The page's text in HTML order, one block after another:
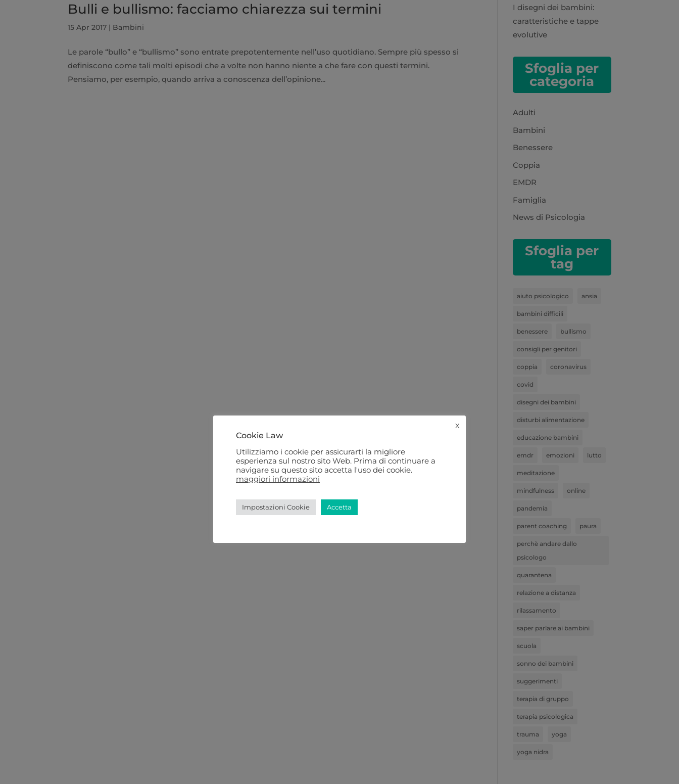
Bulli e bullismo: facciamo chiarezza sui termini
15 Apr 2017 | Bambini
Le parole “bullo” e “bullismo” sono entrate prepotentemente nell’uso quotidiano. Sempre più spesso si
definiscono come tali molti episodi che a volte non hanno niente a che fare con questi termini.
Pensiamo, per esempio, quando arriva a conoscenza dell’opinione...
I disegni dei bambini:
caratteristiche e tappe
evolutive
Sfoglia per
categoria
Adulti
Bambini
Benessere
Coppia
EMDR
Famiglia
News di Psicologia
Sfoglia per
tag
aiuto psicologico ansia
bambini difficili
benessere bullismo
consigli per genitori
coppia coronavirus
covid
disegni dei bambini
disturbi alimentazione
educazione bambini
emdr emozioni lutto
meditazione
mindfulness online
pandemia
parent coaching paura
perchè andare dallo
psicologo
quarantena
relazione a distanza
rilassamento
saper parlare ai bambini
scuola
sonno dei bambini
suggerimenti
terapia di gruppo
terapia psicologica
trauma yoga
yoga nidra
Cookie Law
Utilizziamo i cookie per assicurarti la migliore
esperienza sul nostro sito Web. Prima di continuare a
navigare su questo sito accetta l'uso dei cookie.
maggiori informazioni
X
Impostazioni Cookie Accetta